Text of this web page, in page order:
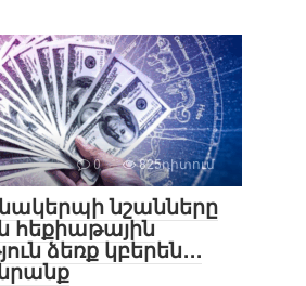
0 825դիտում
նշանները
հեքիաթային
ձեռք կբերեն․․․